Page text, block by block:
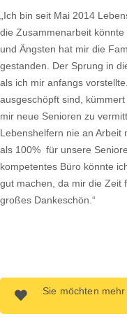
„Ich bin seit Mai 2014
die Zusammenarbeit
und Ängsten hat mir die
gestanden. Der Sprung in
als ich mir anfangs
ausgeschöpft sind,
mir neue Senioren zu
Lebenshelfern nie an Arbeit
als 100% für unsere
kompetentes Büro könnte
gut machen, da mir die Zeit
großes Dankeschön.“
Sie möchten